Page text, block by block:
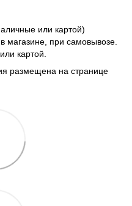
или картой)
магазине, при самовывозе.
картой.
размещена на странице